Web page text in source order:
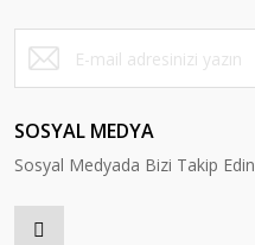
SOSYAL MEDYA
Sosyal Medyada Bizi Takip Edin